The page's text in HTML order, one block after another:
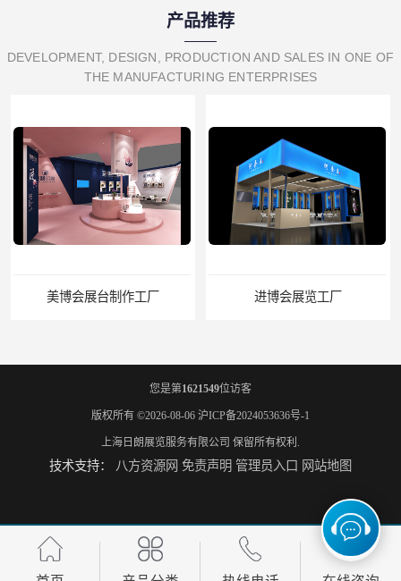
产品推荐
DEVELOPMENT, DESIGN, PRODUCTION AND SALES IN ONE OF
THE MANUFACTURING ENTERPRISES
美博会展台制作工厂 进博会展览工厂
家具展搭建工厂 厨卫展展台搭建工厂
您是第1621549位访客
版权所有 ©2026-08-06 沪ICP备2024053636号-1
上海日朗展览服务有限公司 保留所有权利.
技术支持： 八方资源网 免责声明 管理员入口 网站地图